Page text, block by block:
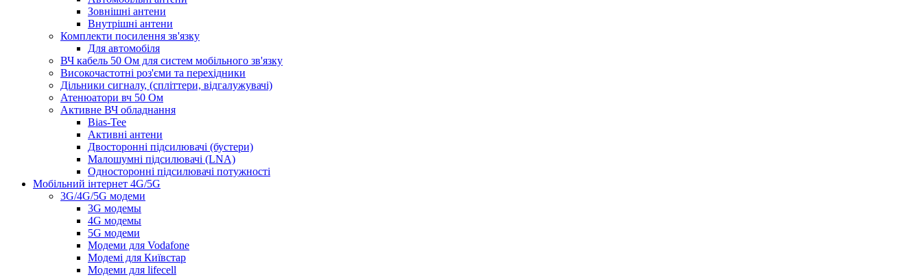
Зовнішні антени
Внутрішні антени
Комплекти посилення зв'язку
Для автомобіля
ВЧ кабель 50 Ом для систем мобільного зв'язку
Високочастотні роз'єми та перехідники
Дільники сигналу, (спліттери, відгалужувачі)
Атенюатори вч 50 Ом
Активне ВЧ обладнання
Bias-Tee
Активні антени
Двосторонні підсилювачі (бустери)
Малошумні підсилювачі (LNA)
Односторонні підсилювачі потужності
Мобільний інтернет 4G/5G
3G/4G/5G модеми
3G модемы
4G модемы
5G модеми
Модеми для Vodafone
Модемі для Київстар
Модеми для lifecell